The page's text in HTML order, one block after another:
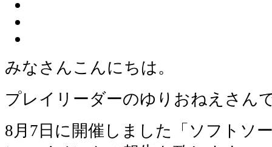
みなさんこんにちは。
プレイリーダーのゆりおねえさん
8月7日に開催しました「ソフト